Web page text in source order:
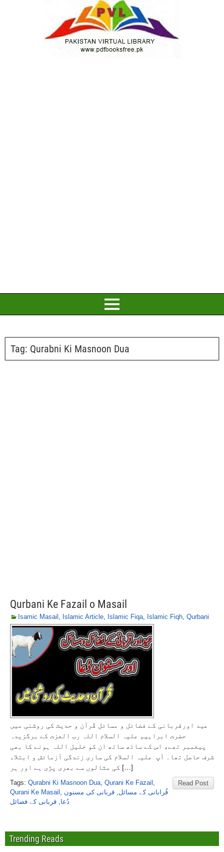
Tag: Qurabni Ki Masnoon Dua
Qurbani Ke Fazail o Masail
Isamic Masail , Islamic Article, Islamic Fiqa, Islamic Fiqh, Qurbani
عید اورقربانی کے فضائل و مسائل قُرآن و حدیث کی روشنی میں
حضرت ابراہیم علیہ السلام اللہ رب العزت کے برگزیدہ
پیغمبر تھے، اس کے ساتھ ساتھ ان کو خلیل اللہ ہونے کا بھی
شرف حاصل تھا۔ آپ علیہ السلام کی ساری زندگی آزمائش و ابتلاء
کی مثالوں سے بھری پڑی ہے اور ہر […]
Read Post
Tags: Qurabni Ki Masnoon Dua, Qurani Ke Fazail ,
Qurani Ke Masail , قُرابانی کے مسائل, قربانی کی مسنون
دُعا, قربانی کے فضائل
Trending Reads